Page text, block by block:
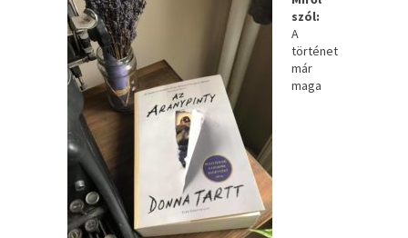
szól:
A
történet
már
maga